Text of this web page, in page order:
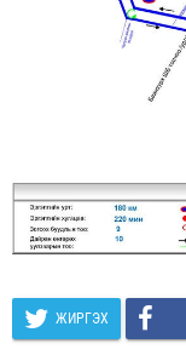
ЖИРГЭХ